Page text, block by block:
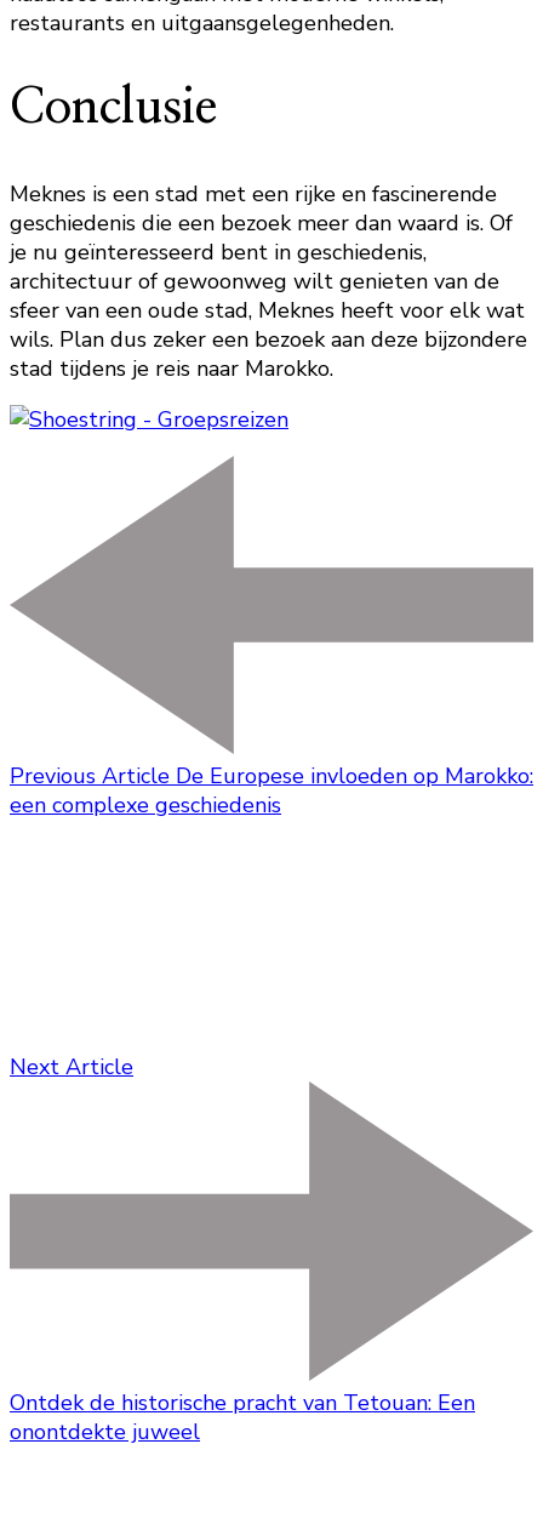
restaurants en uitgaansgelegenheden.
Conclusie
Meknes is een stad met een rijke en fascinerende
geschiedenis die een bezoek meer dan waard is. Of
je nu geïnteresseerd bent in geschiedenis,
architectuur of gewoonweg wilt genieten van de
sfeer van een oude stad, Meknes heeft voor elk wat
wils. Plan dus zeker een bezoek aan deze bijzondere
stad tijdens je reis naar Marokko.
Previous Article De Europese invloeden op Marokko:
een complexe geschiedenis
Next Article
Ontdek de historische pracht van Tetouan: Een
onontdekte juweel